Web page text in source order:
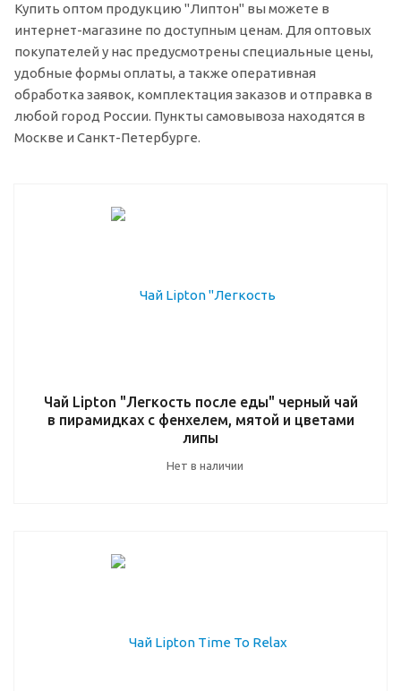
Купить оптом продукцию "Липтон" вы можете в
интернет-магазине по доступным ценам. Для оптовых
покупателей у нас предусмотрены специальные цены,
удобные формы оплаты, а также оперативная
обработка заявок, комплектация заказов и отправка в
любой город России. Пункты самовывоза находятся в
Москве и Санкт-Петербурге.
Чай Lipton "Легкость после еды" черный чай
в пирамидках с фенхелем, мятой и цветами
липы
Нет в наличии